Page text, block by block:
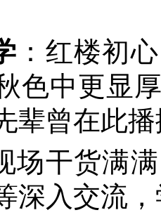
：红楼初
色中更显
辈曾在此
场干货满
深入交流